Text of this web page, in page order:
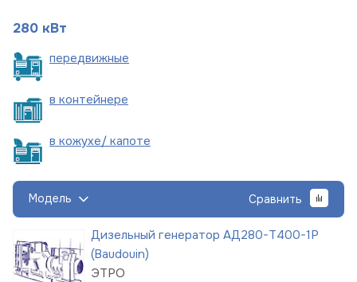
280 кВт
передвижные
в контейнере
в кожухе/ капоте
Модель Сравнить
Дизельный генератор АД280-Т400-1Р
(Baudouin)
ЭТРО